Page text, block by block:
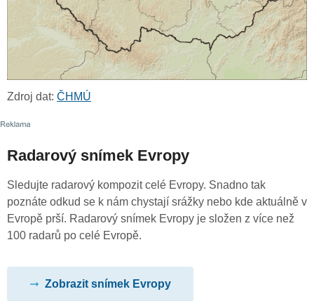
Zdroj dat: ČHMÚ
Radarový snímek Evropy
Sledujte radarový kompozit celé Evropy. Snadno tak
poznáte odkud se k nám chystají srážky nebo kde aktuálně v
Evropě prší. Radarový snímek Evropy je složen z více než
100 radarů po celé Evropě.
Zobrazit snímek Evropy